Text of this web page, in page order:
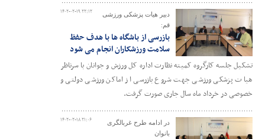
۱۴۰۲-۰۲-۱۹ ۲۲:۱۲
دبیر هیات پزشکی ورزشی
قم:
بازرسی از باشگاه ها با هدف حفظ
سلامت ورزشکاران انجام می شود
تشکیل جلسه کارگروه کمیته نظارت اداره کل ورزش و جوانان با سرناظر
هیات پزشکی ورزشی جهت شروع بازرسی از اماکن ورزشی دولتی و
خصوصی در خرداد ماه سال جاری صورت گرفت.
۱۴۰۲-۰۲-۱۸ ۲۱:۰۶
در ادامه طرح غربالگری
بانوان